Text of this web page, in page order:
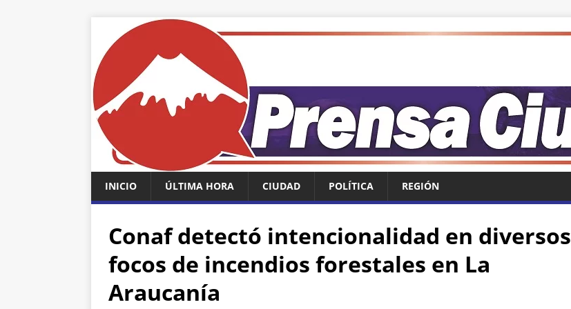
INICIO ÚLTIMA HORA CIUDAD POLÍTICA REGIÓN
Conaf detectó intencionalidad en diversos
focos de incendios forestales en La
Araucanía